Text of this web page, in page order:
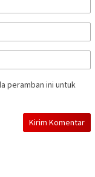
peramban ini untuk